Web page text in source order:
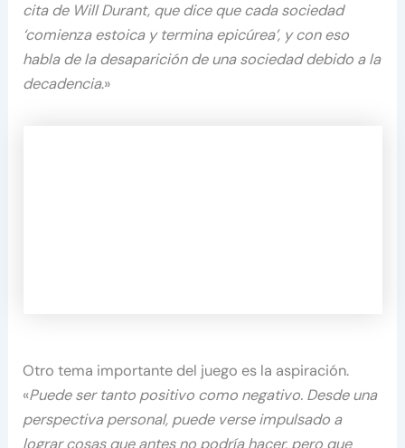
cita de Will Durant, que dice que cada sociedad
‘comienza estoica y termina epicúrea’, y con eso
habla de la desaparición de una sociedad debido a la
decadencia.»
Otro tema importante del juego es la aspiración.
«Puede ser tanto positivo como negativo. Desde una
perspectiva personal, puede verse impulsado a
lograr cosas que antes no podría hacer, pero que